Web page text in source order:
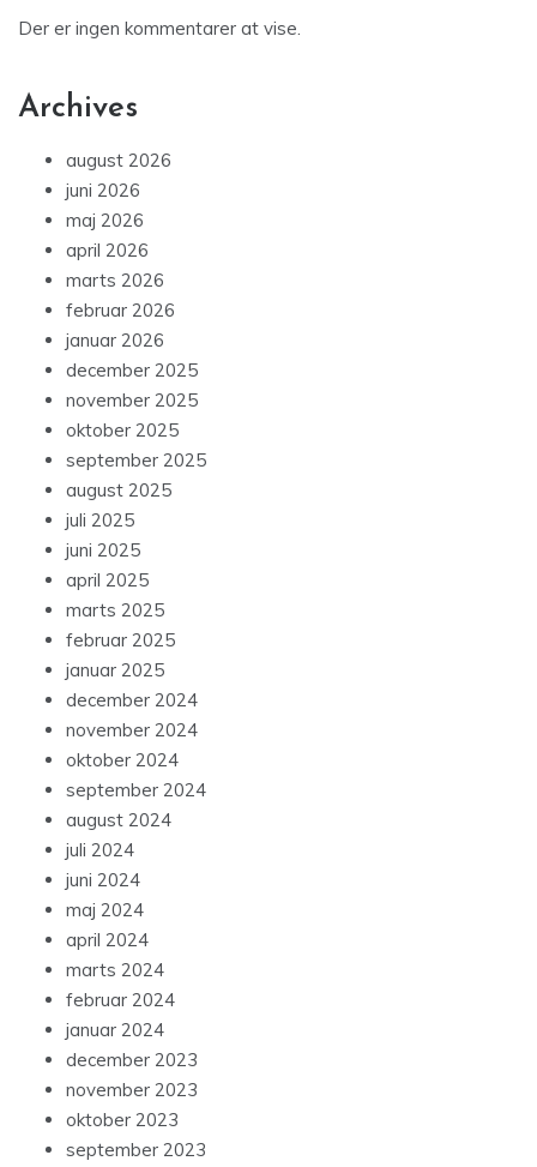
Der er ingen kommentarer at vise.
Archives
august 2026
juni 2026
maj 2026
april 2026
marts 2026
februar 2026
januar 2026
december 2025
november 2025
oktober 2025
september 2025
august 2025
juli 2025
juni 2025
april 2025
marts 2025
februar 2025
januar 2025
december 2024
november 2024
oktober 2024
september 2024
august 2024
juli 2024
juni 2024
maj 2024
april 2024
marts 2024
februar 2024
januar 2024
december 2023
november 2023
oktober 2023
september 2023